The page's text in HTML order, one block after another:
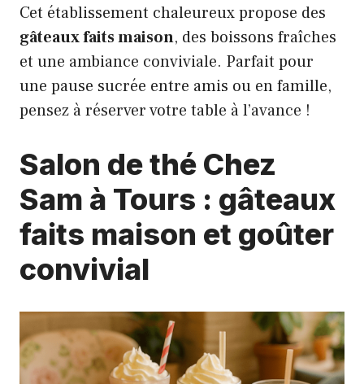
Cet établissement chaleureux propose des
gâteaux faits maison, des boissons fraîches
et une ambiance conviviale. Parfait pour
une pause sucrée entre amis ou en famille,
pensez à réserver votre table à l’avance !
Salon de thé Chez
Sam à Tours : gâteaux
faits maison et goûter
convivial